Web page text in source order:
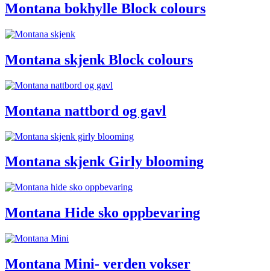
Montana bokhylle Block colours
Montana skjenk Block colours
Montana nattbord og gavl
Montana skjenk Girly blooming
Montana Hide sko oppbevaring
Montana Mini- verden vokser